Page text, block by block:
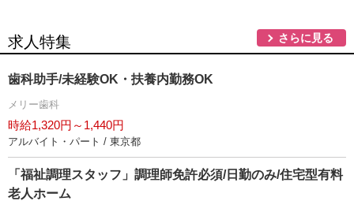
求人特集 さらに見る
歯科助手/未経験OK・扶養内勤務OK
メリー歯科
時給1,320円～1,440円
アルバイト・パート / 東京都
「福祉調理スタッフ」調理師免許必須/日勤のみ/住宅型有料
老人ホーム